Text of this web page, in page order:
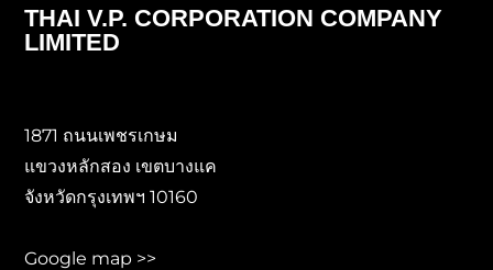
THAI V.P. CORPORATION COMPANY
LIMITED
1871 ถนนเพชรเกษม
แขวงหลักสอง เขตบางแค
จังหวัดกรุงเทพฯ 10160
Google map >>